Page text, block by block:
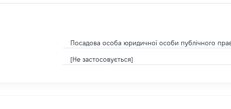
Посадова особа юридичної особи публічного
[Не застосовується]